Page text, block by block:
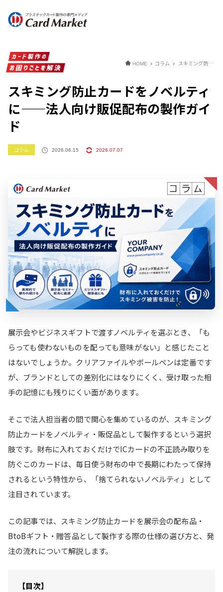
HOME コラム スキミング防止カードをノベルティに——法人向け販促配布の製作ガイド
スキミング防止カードをノベルティ
に——法人向け販促配布の製作ガイ
ド
コラム 2026.06.15 2026.07.07
展示会やビジネスギフトで渡すノベルティを選ぶとき、「も
らっても使わないものを配っても意味がない」と感じたこと
はないでしょうか。クリアファイルやボールペンは定番です
が、ブランドとしての差別化にはなりにくく、受け取った相
手の記憶にも残りにくい面があります。
そこで法人担当者の間で関心を集めているのが、スキミング
防止カードをノベルティ・販促品として製作するという選択
肢です。財布に入れておくだけでICカードの不正読み取りを
防ぐこのカードは、毎日使う財布の中で長期にわたって保持
されるという特性から、「捨てられないノベルティ」として
注目されています。
この記事では、スキミング防止カードを展示会の配布品・
BtoBギフト・贈答品として製作する際の仕様の選び方と、発
注の流れについて解説します。
【目次】